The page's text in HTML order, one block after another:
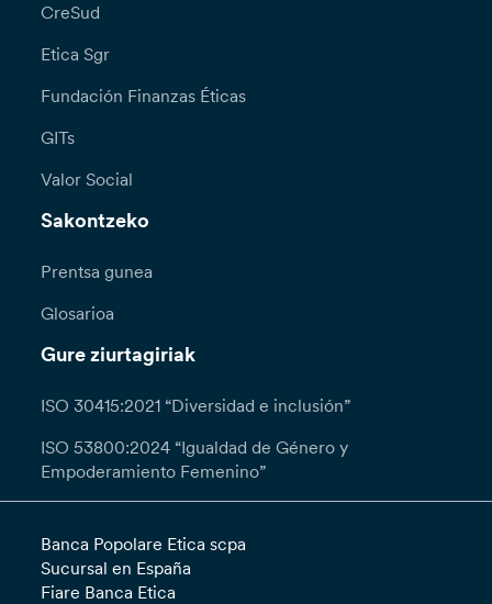
CreSud
Etica Sgr
Fundación Finanzas Éticas
GITs
Valor Social
Sakontzeko
Prentsa gunea
Glosarioa
Gure ziurtagiriak
ISO 30415:2021 “Diversidad e inclusión”
ISO 53800:2024 “Igualdad de Género y
Empoderamiento Femenino”
Banca Popolare Etica scpa
Sucursal en España
Fiare Banca Etica